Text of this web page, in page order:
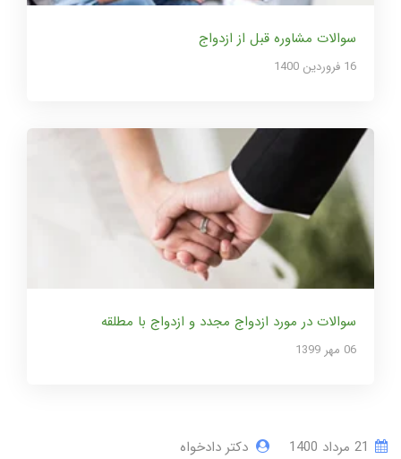
سوالات مشاوره قبل از ازدواج
16 فروردین 1400
سوالات در مورد ازدواج مجدد و ازدواج با مطلقه
06 مهر 1399
دکتر دادخواه